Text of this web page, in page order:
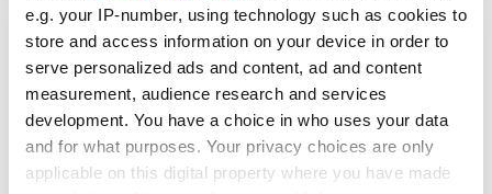
e.g. your IP-number, using technology such as cookies to
store and access information on your device in order to
serve personalized ads and content, ad and content
measurement, audience research and services
development. You have a choice in who uses your data
and for what purposes. Your privacy choices are only
applicable on this digital property where you have made